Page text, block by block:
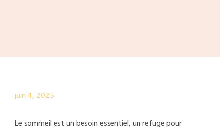
juin 4, 2025
Le sommeil est un besoin essentiel, un refuge pour